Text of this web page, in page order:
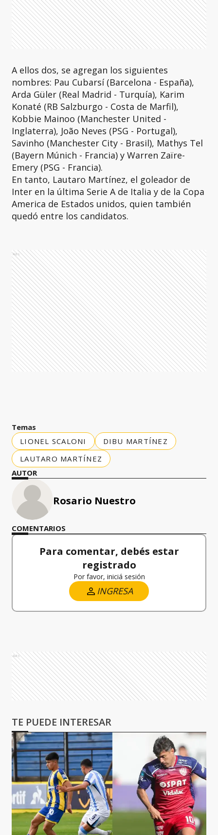
A ellos dos, se agregan los siguientes
nombres: Pau Cubarsí (Barcelona - España),
Arda Güler (Real Madrid - Turquía), Karim
Konaté (RB Salzburgo - Costa de Marfil),
Kobbie Mainoo (Manchester United -
Inglaterra), João Neves (PSG - Portugal),
Savinho (Manchester City - Brasil), Mathys Tel
(Bayern Múnich - Francia) y Warren Zaïre-
Emery (PSG - Francia).
En tanto, Lautaro Martínez, el goleador de
Inter en la última Serie A de Italia y de la Copa
America de Estados unidos, quien también
quedó entre los candidatos.
Ads
Temas
LIONEL SCALONI
DIBU MARTÍNEZ
LAUTARO MARTÍNEZ
AUTOR
Rosario Nuestro
COMENTARIOS
Para comentar, debés estar
registrado
Por favor, iniciá sesión
INGRESA
Ads
TE PUEDE INTERESAR